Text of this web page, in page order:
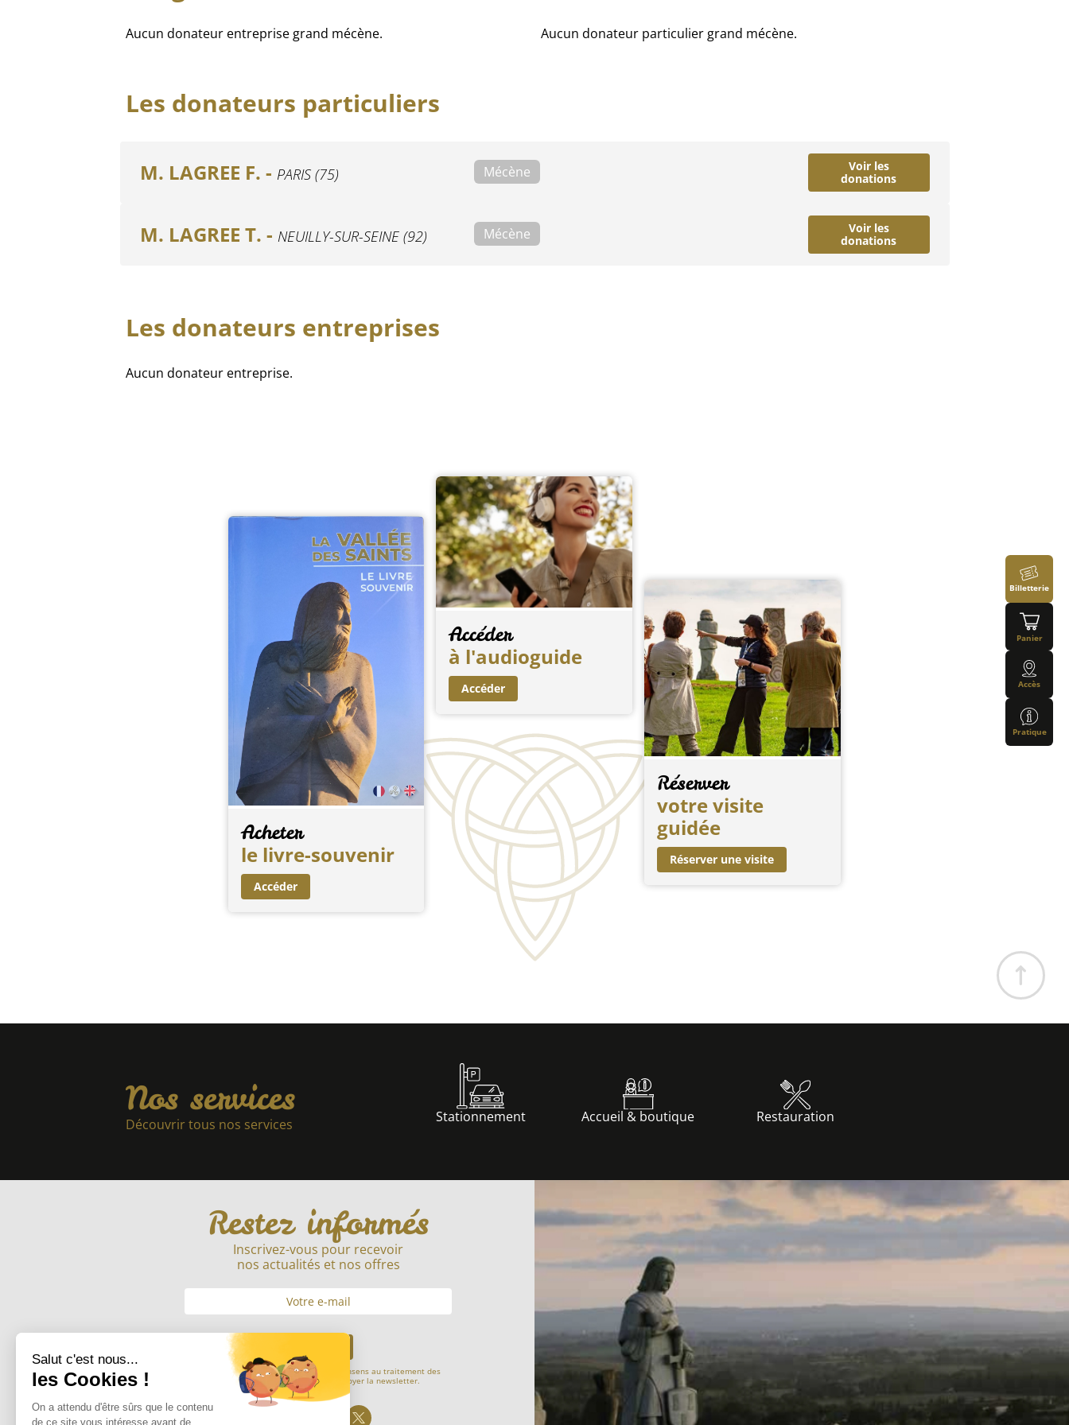
Aucun donateur entreprise grand mécène. Aucun donateur particulier grand mécène.
Les donateurs particuliers
M. LAGREE F. - PARIS (75) Mécène
Voir les
donations
M. LAGREE T. - NEUILLY-SUR-SEINE (92) Mécène
Voir les
donations
Les donateurs entreprises
Aucun donateur entreprise.
Acheter
le livre-souvenir
Accéder
Accéder
à l'audioguide
Accéder
Réserver
votre visite
guidée
Réserver une visite
Billetterie
Panier
Accès
Pratique
Nos services
Découvrir tous nos services Stationnement Accueil & boutique Restauration
Restez informés
Inscrivez-vous pour recevoir
nos actualités et nos offres
En soumettant mon adresse mail, je consens au traitement des
informations saisies afin de m’envoyer la newsletter.